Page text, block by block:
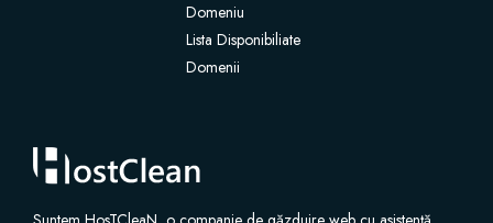
Weboldal KészítőDomeniu
Lista Disponibiliate
Domenii